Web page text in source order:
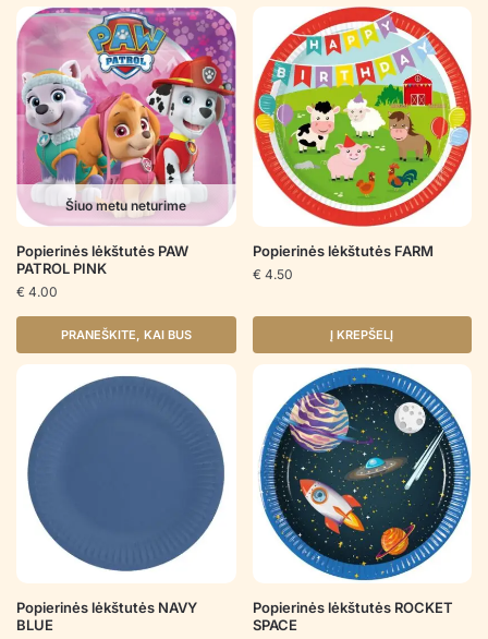
Šiuo metu neturime
Popierinės lėkštutės PAW
PATROL PINK
€ 4.00
PRANEŠKITE, KAI BUS
Popierinės lėkštutės FARM
€ 4.50
Į KREPŠELĮ
Popierinės lėkštutės NAVY
BLUE
Popierinės lėkštutės ROCKET
SPACE